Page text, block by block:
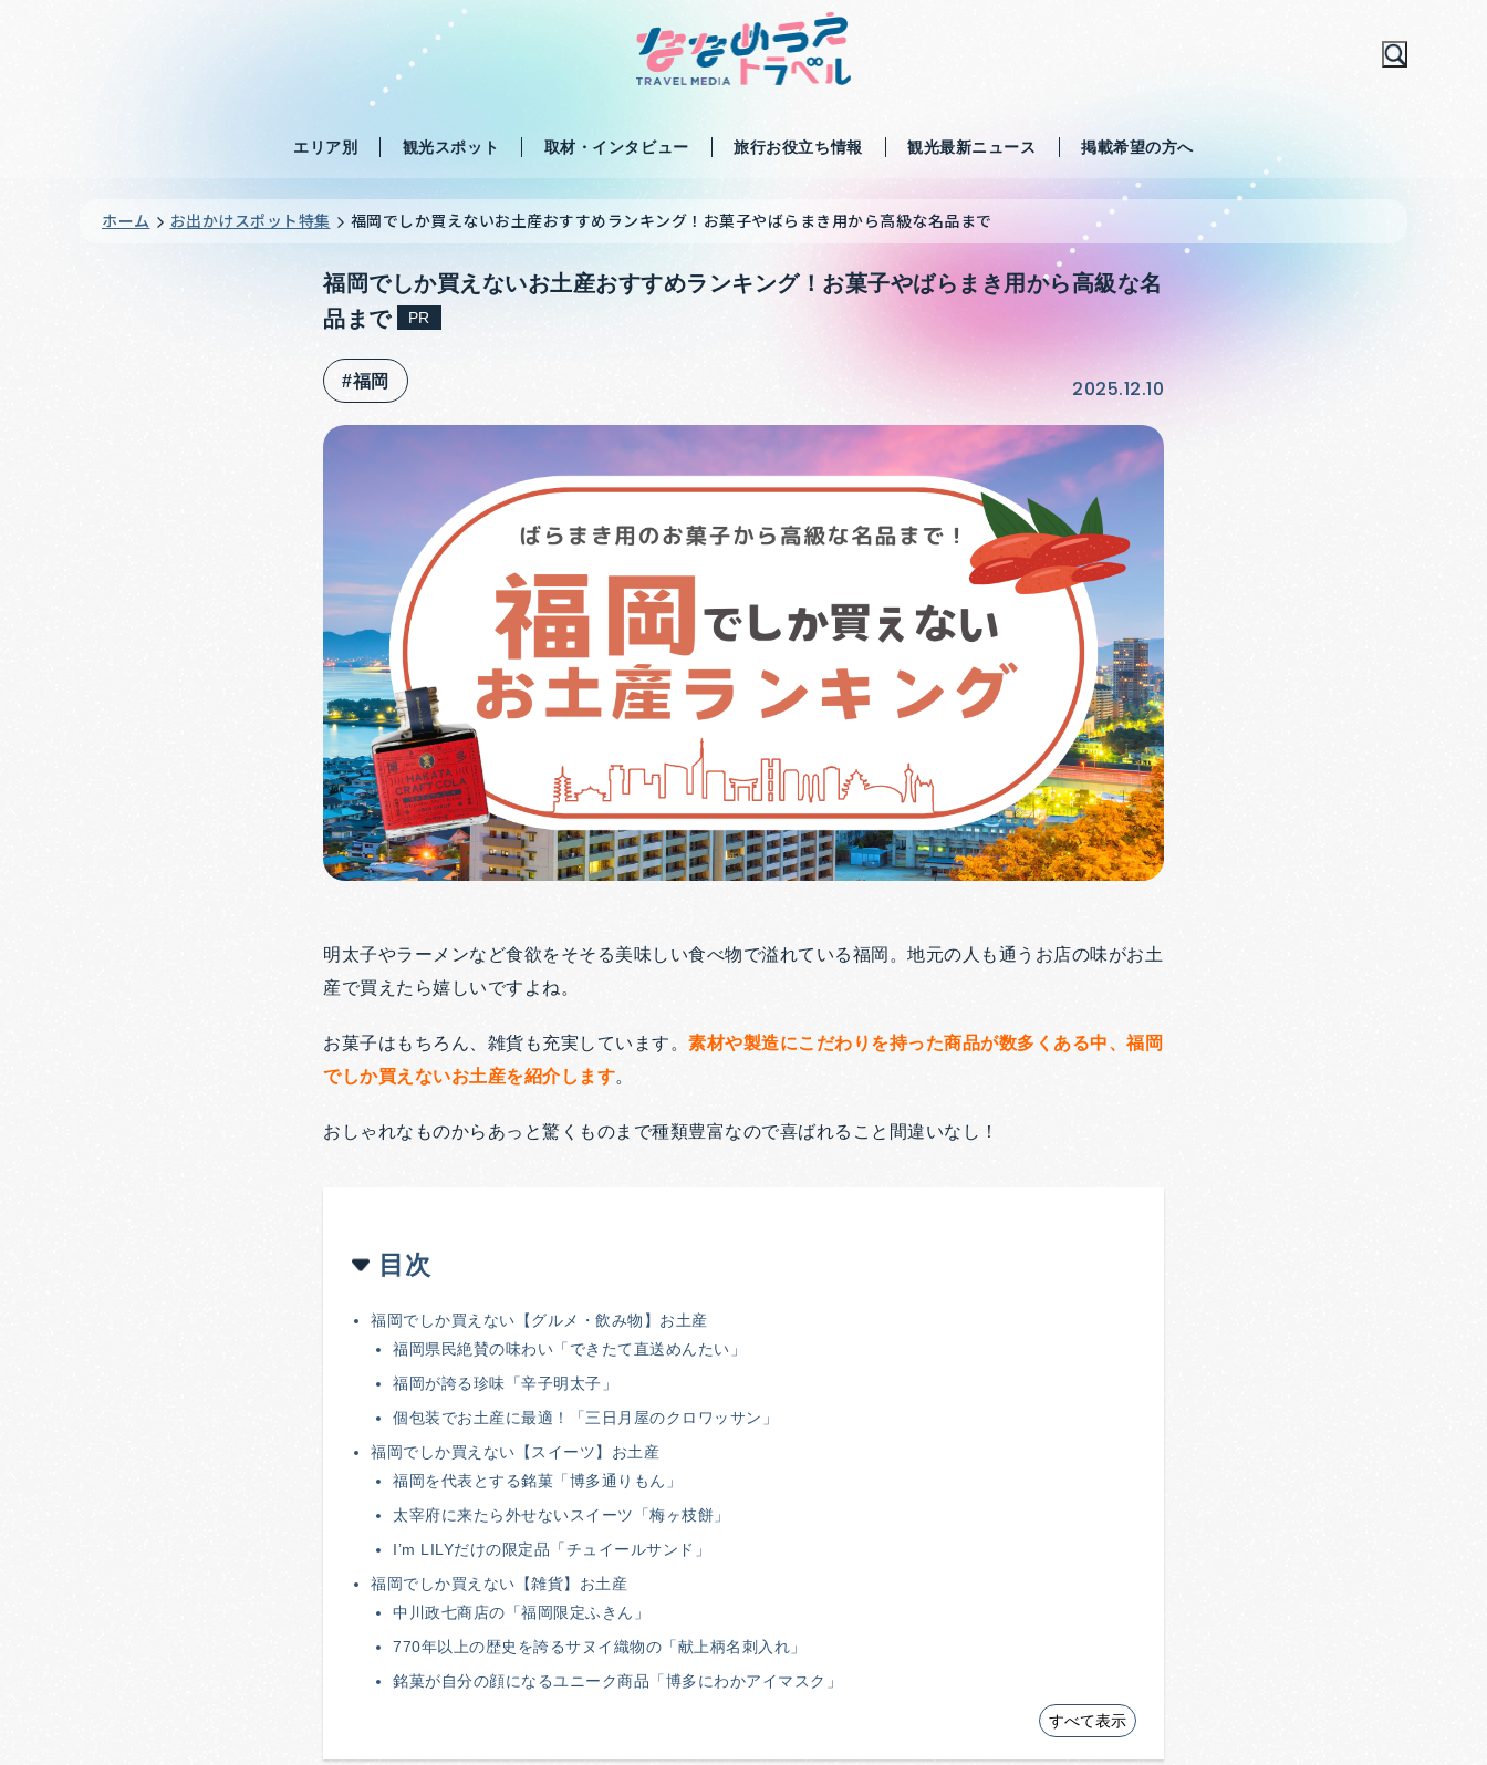
エリア別 観光スポット 取材・インタビュー 旅行お役立ち情報 観光最新ニュース 掲載希望の方へ
ホーム お出かけスポット特集 福岡でしか買えないお土産おすすめランキング！お菓子やばらまき用から高級な名品まで
福岡でしか買えないお土産おすすめランキング！お菓子やばらまき用から高級な名
品まで
PR
#福岡 2025.12.10
明太子やラーメンなど食欲をそそる美味しい食べ物で溢れている福岡。地元の人も通うお店の味がお土
産で買えたら嬉しいですよね。
お菓子はもちろん、雑貨も充実しています。 素材や製造にこだわりを持った商品が数多くある中、福岡
でしか買えないお土産を紹介します。
おしゃれなものからあっと驚くものまで種類豊富なので喜ばれること間違いなし！
目次
福岡でしか買えない【グルメ・飲み物】お土産
福岡県民絶賛の味わい「できたて直送めんたい」
福岡が誇る珍味「辛子明太子」
個包装でお土産に最適！「三日月屋のクロワッサン」
福岡でしか買えない【スイーツ】お土産
福岡を代表とする銘菓「博多通りもん」
太宰府に来たら外せないスイーツ「梅ヶ枝餅」
I’m LILYだけの限定品「チュイールサンド」
福岡でしか買えない【雑貨】お土産
中川政七商店の「福岡限定ふきん」
770年以上の歴史を誇るサヌイ織物の「献上柄名刺入れ」
銘菓が自分の顔になるユニーク商品「博多にわかアイマスク」
すべて表示